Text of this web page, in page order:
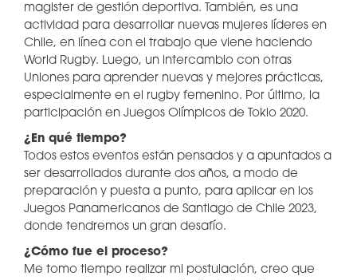
magister de gestión deportiva. También, es una
actividad para desarrollar nuevas mujeres líderes en
Chile, en línea con el trabajo que viene haciendo
World Rugby. Luego, un intercambio con otras
Uniones para aprender nuevas y mejores prácticas,
especialmente en el rugby femenino. Por último, la
participación en Juegos Olímpicos de Tokio 2020.
¿En qué tiempo?
Todos estos eventos están pensados y a apuntados a
ser desarrollados durante dos años, a modo de
preparación y puesta a punto, para aplicar en los
Juegos Panamericanos de Santiago de Chile 2023,
donde tendremos un gran desafío.
¿Cómo fue el proceso?
Me tomo tiempo realizar mi postulación, creo que